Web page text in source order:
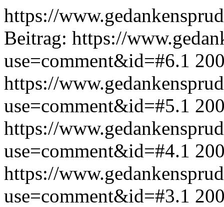
https://
Beitrag: https://
use=comment&id=#6.1
https://
use=comment&id=#5.1
https://
use=comment&id=#4.1
https://
use=comment&id=#3.1